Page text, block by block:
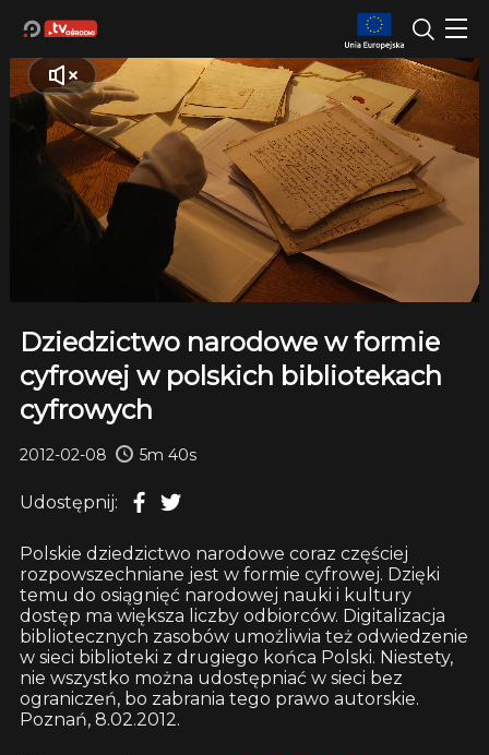
Dziedzictwo narodowe w formie
cyfrowej w polskich bibliotekach
cyfrowych
2012-02-08 5m 40s
Udostępnij:
Polskie dziedzictwo narodowe coraz częściej
rozpowszechniane jest w formie cyfrowej. Dzięki
temu do osiągnięć narodowej nauki i kultury
dostęp ma większa liczby odbiorców. Digitalizacja
bibliotecznych zasobów umożliwia też odwiedzenie
w sieci biblioteki z drugiego końca Polski. Niestety,
nie wszystko można udostępniać w sieci bez
ograniczeń, bo zabrania tego prawo autorskie.
Poznań, 8.02.2012.